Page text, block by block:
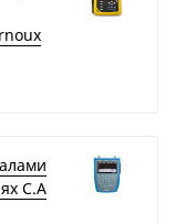
C.A